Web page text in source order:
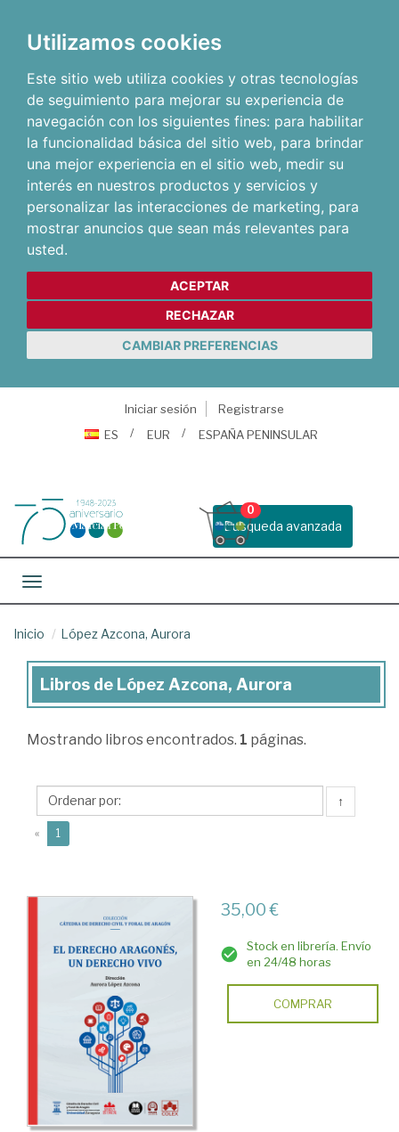
Utilizamos cookies
Este sitio web utiliza cookies y otras tecnologías
de seguimiento para mejorar su experiencia de
navegación con los siguientes fines: para habilitar
la funcionalidad básica del sitio web, para brindar
una mejor experiencia en el sitio web, medir su
interés en nuestros productos y servicios y
personalizar las interacciones de marketing, para
mostrar anuncios que sean más relevantes para
usted.
ACEPTAR
RECHAZAR
CAMBIAR PREFERENCIAS
Iniciar sesión
Registrarse
ES
EUR ESPAÑA PENINSULAR
Busqueda avanzada
0
Toggle navigation
Inicio López Azcona, Aurora
Libros
López
Aurora
Libros de López Azcona, Aurora
Mostrando libros encontrados. 1 páginas.
↑
« 1
35,00 €
Stock en librería. Envío
en 24/48 horas
COMPRAR